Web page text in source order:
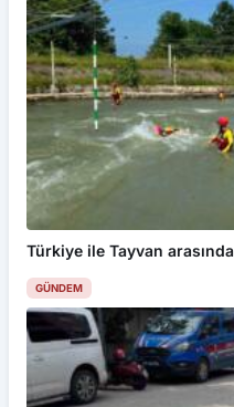
Türkiye ile Tayvan
GÜNDEM